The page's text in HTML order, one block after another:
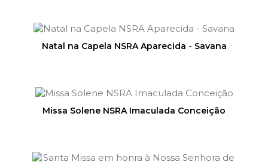
Natal na Capela NSRA Aparecida - Savana
Missa Solene NSRA Imaculada Conceição